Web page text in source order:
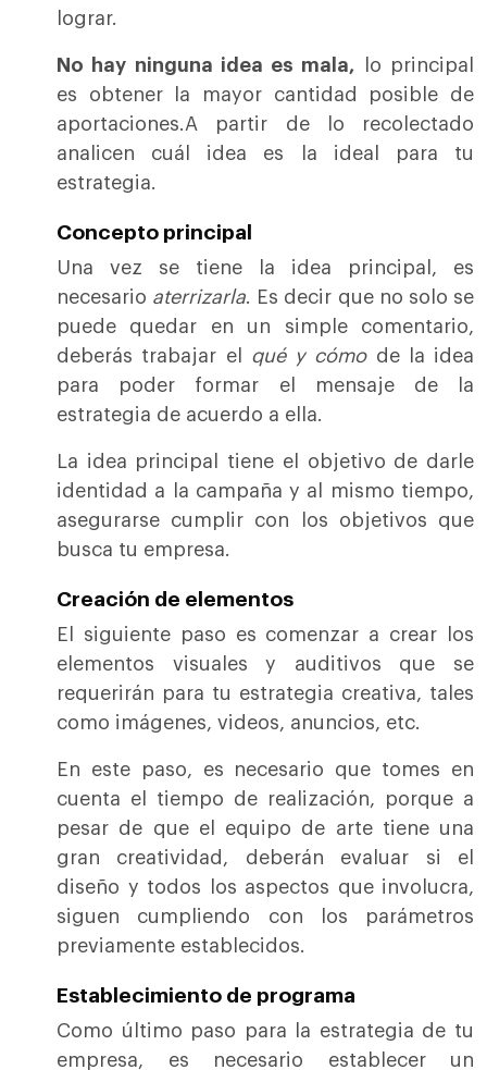
lograr.
No hay ninguna idea es mala, lo principal
es obtener la mayor cantidad posible de
aportaciones.A partir de lo recolectado
analicen cuál idea es la ideal para tu
estrategia.
Concepto principal
Una vez se tiene la idea principal, es
necesario aterrizarla. Es decir que no solo se
puede quedar en un simple comentario,
deberás trabajar el qué y cómo de la idea
para poder formar el mensaje de la
estrategia de acuerdo a ella.
La idea principal tiene el objetivo de darle
identidad a la campaña y al mismo tiempo,
asegurarse cumplir con los objetivos que
busca tu empresa.
Creación de elementos
El siguiente paso es comenzar a crear los
elementos visuales y auditivos que se
requerirán para tu estrategia creativa, tales
como imágenes, videos, anuncios, etc.
En este paso, es necesario que tomes en
cuenta el tiempo de realización, porque a
pesar de que el equipo de arte tiene una
gran creatividad, deberán evaluar si el
diseño y todos los aspectos que involucra,
siguen cumpliendo con los parámetros
previamente establecidos.
Establecimiento de programa
Como último paso para la estrategia de tu
empresa, es necesario establecer un